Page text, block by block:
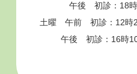
午後 初診：18時
土曜 午前 初診：12時
午後 初診：16時